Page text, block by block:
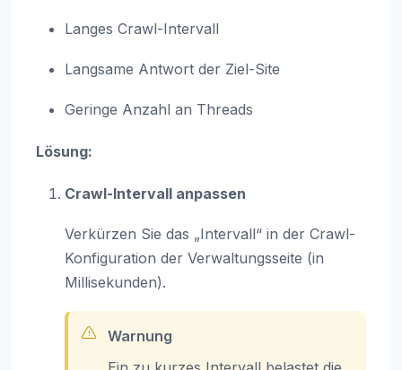
Langes Crawl-Intervall
Langsame Antwort der Ziel-Site
Geringe Anzahl an Threads
Lösung:
Crawl-Intervall anpassen
Verkürzen Sie das „Intervall“ in der Crawl-
Konfiguration der Verwaltungsseite (in
Millisekunden).
Warnung